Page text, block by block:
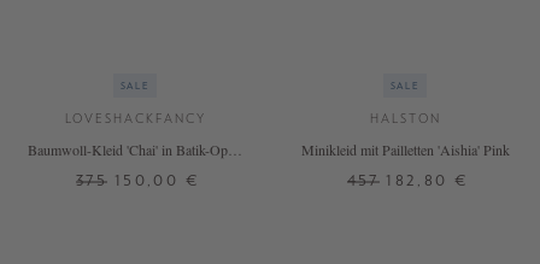
SALE
LOVESHACKFANCY
Baumwoll-Kleid 'Chai' in Batik-Optik
375 150,00 €
SALE
HALSTON
Minikleid mit Pailletten 'Aishia' Pink
457 182,80 €